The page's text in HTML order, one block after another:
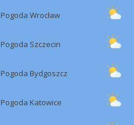
Pogoda Wrocław
Pogoda Szczecin
Pogoda Bydgoszcz
Pogoda Katowice